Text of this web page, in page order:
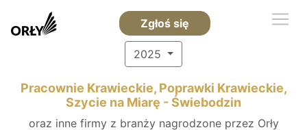
Zgłoś się
2025
Pracownie Krawieckie, Poprawki Krawieckie,
Szycie na Miarę - Świebodzin
oraz inne firmy z branży nagrodzone przez Orły